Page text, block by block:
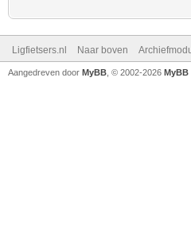
Ligfietsers.nl Naar boven
Aangedreven door MyBB , © 2002-2026 MyBB